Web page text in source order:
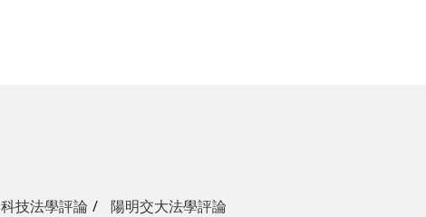
科技法學評論 陽明交大法學評論